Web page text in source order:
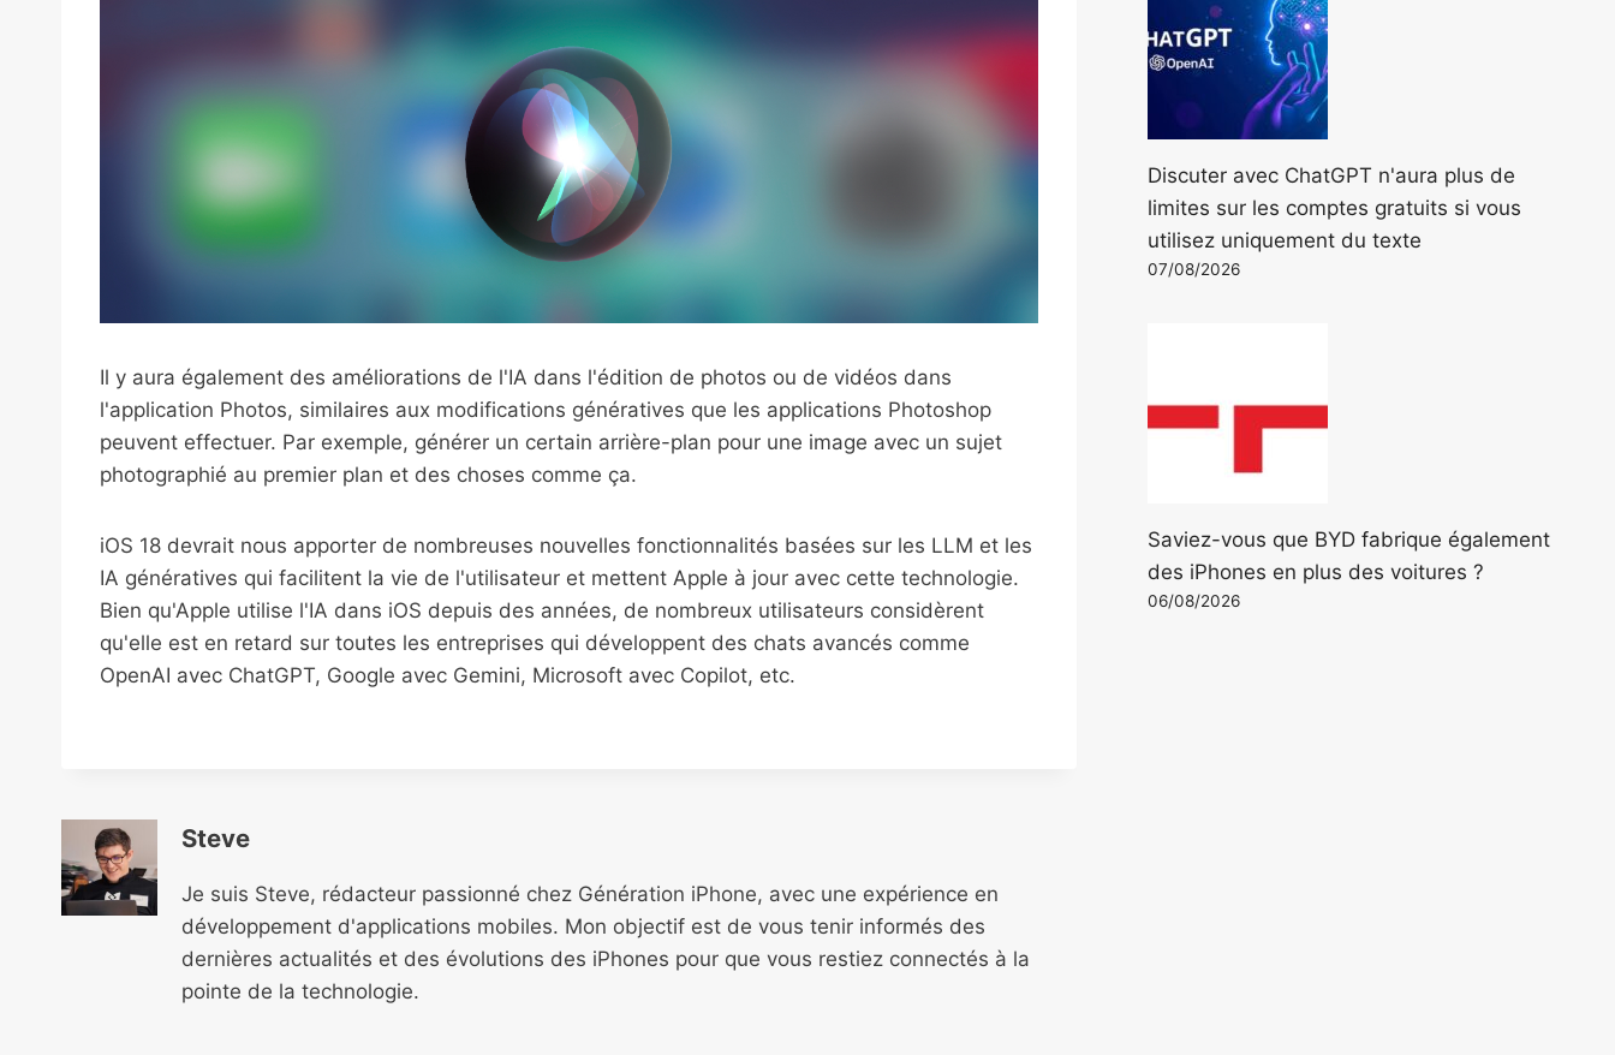
Il y aura également des améliorations de l'IA dans l'édition de photos ou de vidéos dans
l'application Photos, similaires aux modifications génératives que les applications Photoshop
peuvent effectuer. Par exemple, générer un certain arrière-plan pour une image avec un sujet
photographié au premier plan et des choses comme ça.
iOS 18 devrait nous apporter de nombreuses nouvelles fonctionnalités basées sur les LLM et les
IA génératives qui facilitent la vie de l'utilisateur et mettent Apple à jour avec cette technologie.
Bien qu'Apple utilise l'IA dans iOS depuis des années, de nombreux utilisateurs considèrent
qu'elle est en retard sur toutes les entreprises qui développent des chats avancés comme
OpenAI avec ChatGPT, Google avec Gemini, Microsoft avec Copilot, etc.
Steve
Je suis Steve, rédacteur passionné chez Génération iPhone, avec une expérience en
développement d'applications mobiles. Mon objectif est de vous tenir informés des
dernières actualités et des évolutions des iPhones pour que vous restiez connectés à la
pointe de la technologie.
Discuter avec ChatGPT n'aura plus de
limites sur les comptes gratuits si vous
utilisez uniquement du texte
07/08/2026
Saviez-vous que BYD fabrique également
des iPhones en plus des voitures ?
06/08/2026